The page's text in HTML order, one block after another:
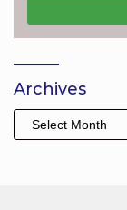
Archives
Archives